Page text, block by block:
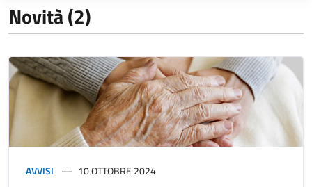
Novità (2)
AVVISI 10 OTTOBRE 2024